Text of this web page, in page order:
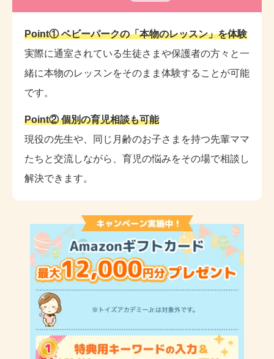
Point① ベビーパークの「本物のレッスン」を体験
実際に通室されている生徒さまや保護者の方々と一
緒に本物のレッスンをそのまま体験することが可能
です。
Point② 個別の育児相談も可能
現役の先生や、同じ月齢のお子さまを持つ先輩ママ
たちと交流しながら、育児の悩みをその場で相談し
解決できます。